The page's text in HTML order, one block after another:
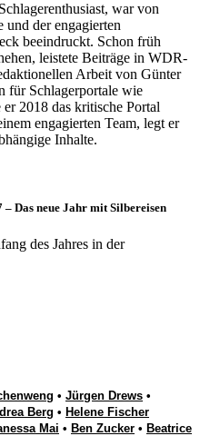
war von
der engagierten
beeindruckt. Schon früh
leistete Beiträge in WDR-
Arbeit von Günter
für Schlagerportale wie
2018 das kritische Portal
engagierten Team, legt er
Inhalte.
Das neue Jahr mit Silbereisen
des Jahres in der
• Jürgen Drews •
Berg • Helene Fischer
Mai • Ben Zucker • Beatrice